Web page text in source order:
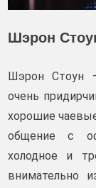
Шэрон
Шэрон Стоун
очень
хорошие
общение с
холодное и
внимательно